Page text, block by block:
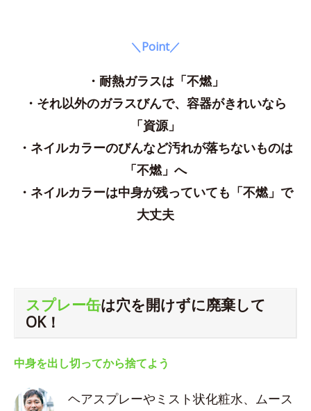
＼Point／
・耐熱ガラスは「不燃」
・それ以外のガラスびんで、容器がきれいなら
「資源」
・ネイルカラーのびんなど汚れが落ちないものは
「不燃」へ
・ネイルカラーは中身が残っていても「不燃」で
大丈夫
スプレー缶は穴を開けずに廃棄して
OK！
中身を出し切ってから捨てよう
ヘアスプレーやミスト状化粧水、ムース